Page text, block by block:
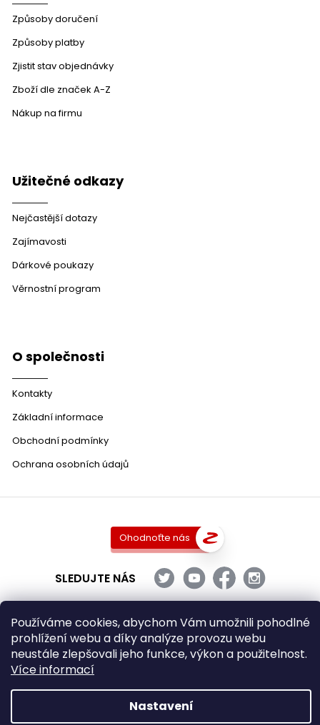
Používáme cookies, abychom Vám umožnili pohodlné
prohlížení webu a díky analýze provozu webu
neustále zlepšovali jeho funkce, výkon a použitelnost.
Více informací
Nastavení
Způsoby doručení
Způsoby platby
Zjistit stav objednávky
Zboží dle značek A-Z
Nákup na firmu
Užitečné odkazy
Nejčastější dotazy
Zajímavosti
Dárkové poukazy
Věrnostní program
O společnosti
Kontakty
Základní informace
Obchodní podmínky
Ochrana osobních údajů
Ohodnoťte nás
SLEDUJTE NÁS
Copyright 2026DobraVina.cz. Všechna práva vyhrazena.
Upravit nastavení cookies
Grafický návrh vytvořil a nakódoval